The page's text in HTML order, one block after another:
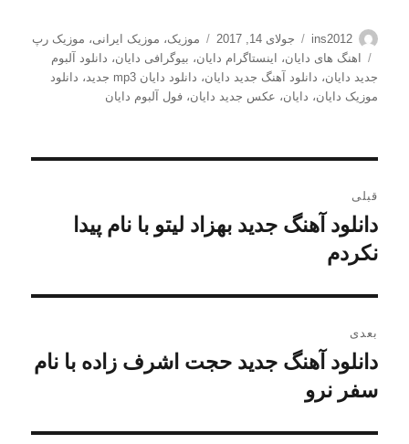
نویسنده
ins2012
ارسال
شده
در
جولای 14, 2017 دسته‌ها
موزیک، موزیک ایرانی، موزیک رپ
برچسب‌ها
اهنگ های دایان، اینستاگرام دایان، بیوگرافی دایان، دانلود آلبوم
جدید دایان، دانلود آهنگ جدید دایان، دانلود دایان mp3 جدید ، دانلود
موزیک دایان، دایان، عکس جدید دایان،فول آلبوم دایان
نوشته
قبلی
نوشته
قبلی:
دانلود آهنگ جدید بهزاد لیتو با نام پیدا
نکردم
بعدی
نوشته
بعدی:
دانلود آهنگ جدید حجت اشرف زاده با نام
سفر نرو